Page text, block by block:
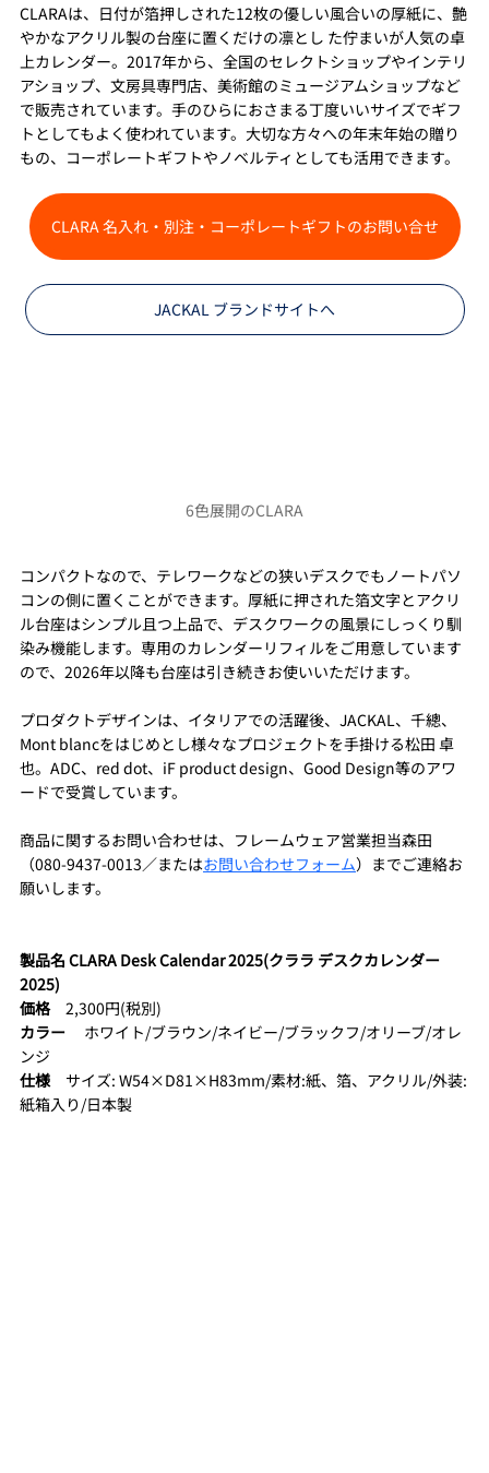
CLARAは、日付が箔押しされた12枚の優しい風合いの厚紙に、艶
やかなアクリル製の台座に置くだけの凛とし た佇まいが人気の卓
上カレンダー。2017年から、全国のセレクトショップやインテリ
アショップ、文房具専門店、美術館のミュージアムショップなど
で販売されています。手のひらにおさまる丁度いいサイズでギフ
トとしてもよく使われています。大切な方々への年末年始の贈り
もの、コーポレートギフトやノベルティとしても活用できます。
CLARA 名入れ・別注・コーポレートギフトのお問い合せ
JACKAL ブランドサイトへ
6色展開のCLARA
コンパクトなので、テレワークなどの狭いデスクでもノートパソ
コンの側に置くことができます。厚紙に押された箔文字とアクリ
ル台座はシンプル且つ上品で、デスクワークの風景にしっくり馴
染み機能します。専用のカレンダーリフィルをご用意しています
ので、2026年以降も台座は引き続きお使いいただけます。
プロダクトデザインは、イタリアでの活躍後、JACKAL、千總、
Mont blancをはじめとし様々なプロジェクトを手掛ける松田 卓
也。ADC、red dot、iF product design、Good Design等のアワ
ードで受賞しています。
商品に関するお問い合わせは、フレームウェア営業担当森田
（080-9437-0013／またはお問い合わせフォーム）までご連絡お
願いします。
製品名 CLARA Desk Calendar 2025(クララ デスクカレンダー
2025)
価格 2,300円(税別)
カラー ホワイト/ブラウン/ネイビー/ブラックフ/オリーブ/オレ
ンジ
仕様 サイズ: W54×D81×H83mm/素材:紙、箔、アクリル/外装:
紙箱入り/日本製